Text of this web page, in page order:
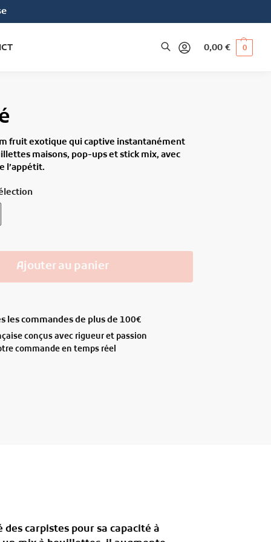
0,00 € 0
fruit exotique qui captive instantanément
maisons, pop-ups et stick mix, avec
l’appétit.
Ajouter au panier
commandes de plus de 100€
conçus avec rigueur et passion
commande en temps réel
carpistes pour sa capacité à